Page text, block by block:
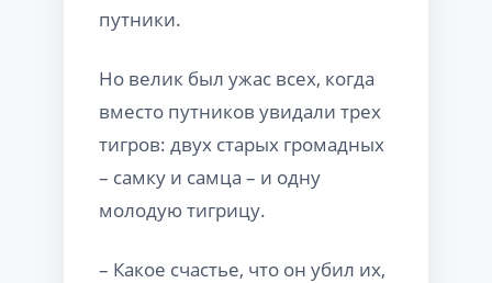
путники.
Но велик был ужас всех, когда
вместо путников увидали трех
тигров: двух старых громадных
– самку и самца – и одну
молодую тигрицу.
– Какое счастье, что он убил их,